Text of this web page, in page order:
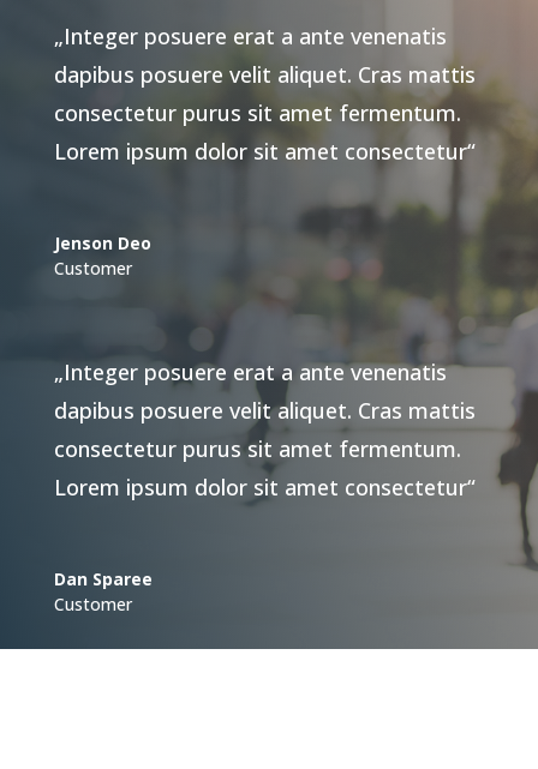
„Integer posuere erat a ante venenatis
dapibus posuere velit aliquet. Cras mattis
consectetur purus sit amet fermentum.
Lorem ipsum dolor sit amet consectetur“
Jenson Deo
Customer
„Integer posuere erat a ante venenatis
dapibus posuere velit aliquet. Cras mattis
consectetur purus sit amet fermentum.
Lorem ipsum dolor sit amet consectetur“
Dan Sparee
Customer